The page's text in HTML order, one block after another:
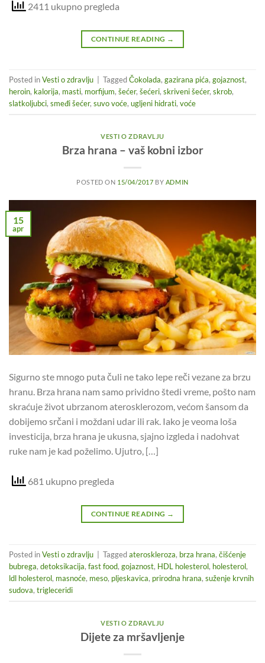
2411 ukupno pregleda
CONTINUE READING →
Posted inVesti o zdravlju TaggedČokolada, gazirana pića, gojaznost,
heroin, kalorija, masti, morfijum, šećer, šećeri, skriveni šećer, skrob,
slatkoljubci, smeđi šećer, suvo voće, ugljeni hidrati, voće
VESTI O ZDRAVLJU
Brza hrana – vaš kobni izbor
POSTED ON 15/04/2017 BY ADMIN
15
apr
Sigurno ste mnogo puta čuli ne tako lepe reči vezane za brzu
hranu. Brza hrana nam samo prividno štedi vreme, pošto nam
skraćuje život ubrzanom aterosklerozom, većom šansom da
dobijemo srčani i moždani udar ili rak. Iako je veoma loša
investicija, brza hrana je ukusna, sjajno izgleda i nadohvat
ruke nam je kad poželimo. Ujutro, […]
681 ukupno pregleda
CONTINUE READING →
Posted inVesti o zdravlju Taggedateroskleroza, brza hrana, čišćenje
bubrega, detoksikacija, fast food, gojaznost, HDL holesterol, holesterol,
ldl holesterol, masnoće, meso, pljeskavica, prirodna hrana, suženje krvnih
sudova, trigleceridi
VESTI O ZDRAVLJU
Dijete za mršavljenje